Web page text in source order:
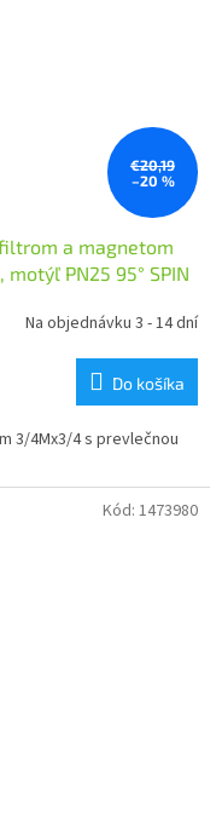
€20,19
–20 %
a magnetom
PN25 95° SPIN
Na objednávku 3 - 14 dní
Do košíka
3/4Mx3/4 s prevlečnou
Kód: 1473980